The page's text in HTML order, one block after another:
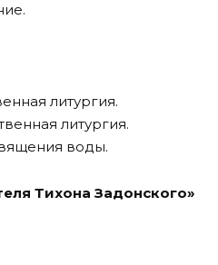
литургия.
литургия.
воды.
Тихона Задонского»